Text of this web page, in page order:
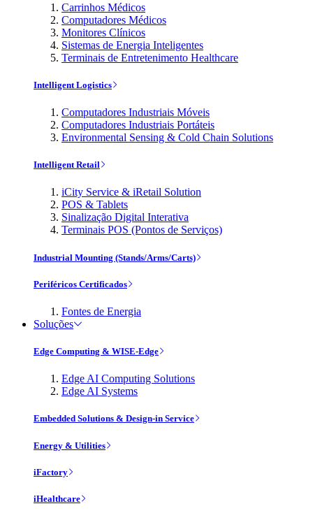
Carrinhos Médicos
Computadores Médicos
Monitores Clínicos
Sistemas de Energia Inteligentes
Terminais de Entretenimento Healthcare
Intelligent Logistics
Computadores Industriais Móveis
Computadores Industriais Portáteis
Environmental Sensing & Cold Chain Solutions
Intelligent Retail
iCity Service & iRetail Solution
POS & Tablets
Sinalização Digital Interativa
Terminais POS (Pontos de Serviços)
Industrial Mounting (Stands/Arms/Carts)
Periféricos Certificados
Fontes de Energia
Soluções
Edge Computing & WISE-Edge
Edge AI Computing Solutions
Edge AI Systems
Embedded Solutions & Design-in Service
Energy & Utilities
iFactory
iHealthcare